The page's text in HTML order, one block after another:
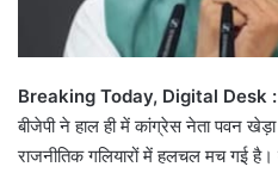
Breaking Today, Digital Desk
बीजेपी ने हाल ही में कांग्रेस नेता पवन
राजनीतिक गलियारों में हलचल मच गई है।